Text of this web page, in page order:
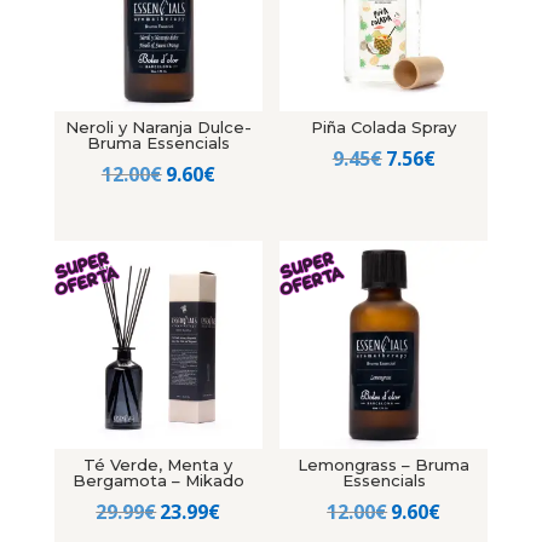
Neroli y Naranja Dulce-
Bruma Essencials
12.00€El
era:
12.00€.
9.60€El
es:
9.60€.
Piña Colada Spray
9.45€El
era:
9.45€.
7.56€El
Té Verde, Menta y
Bergamota – Mikado
29.99€El
23.99€El
Lemongrass – Bruma
Essencials
12.00€El
9.60€El